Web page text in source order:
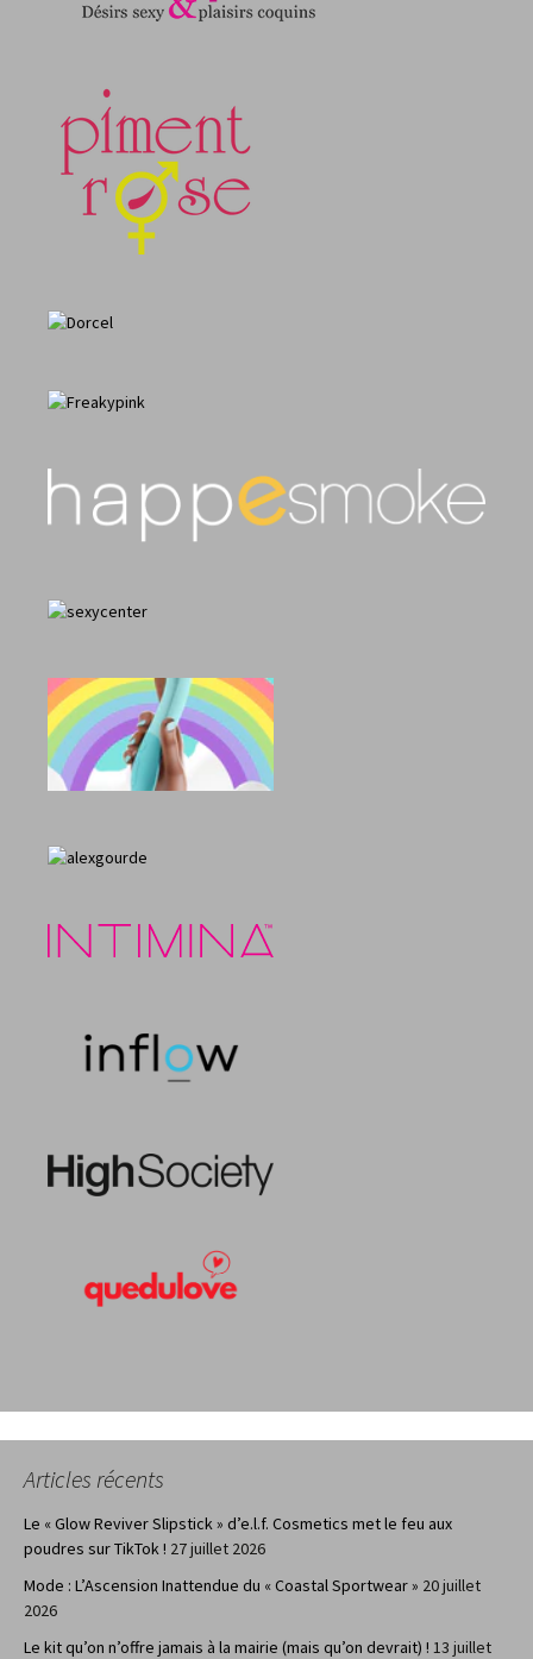
Articles récents
Le « Glow Reviver Slipstick » d’e.l.f. Cosmetics met le feu aux
poudres sur TikTok ! 27 juillet 2026
Mode : L’Ascension Inattendue du « Coastal Sportwear » 20 juillet
2026
Le kit qu’on n’offre jamais à la mairie (mais qu’on devrait) ! 13 juillet